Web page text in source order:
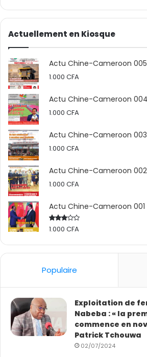
Actuellement en Kiosque
Actu Chine-Cameroon 005
1.000 CFA
Actu Chine-Cameroon 004
1.000 CFA
Actu Chine-Cameroon 003
1.000 CFA
Actu Chine-Cameroon 002
1.000 CFA
Actu Chine-Cameroon 001
Rated
1.000 CFA
Populaire
Exploitation de
Nabeba : « la
commence en
Patrick Tchouwa
02/07/2024